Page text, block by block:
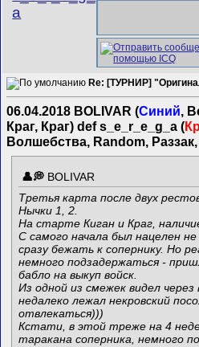
a
Re: [ТУРНИР]
06.04.2018 BOLIVAR (Синий,
Краг, Краг) def s_e_r_e_g_a (
Волшебства, Random,
BOLIVAR
Третья карта после двух
Нычки 1, 2.
На старте Киган и Краг,
С самого начала был нацелен
сразу бежать к сопернику. Но
немного подзадержаться -
бабло на выкуп войск.
Из одной из смежек видел
недалеко лежал некровский
отвлекаться)))
Кстати, в этой треже на 4
таракана соперника, немного